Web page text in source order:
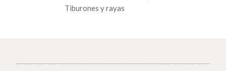
Tiburones y rayas